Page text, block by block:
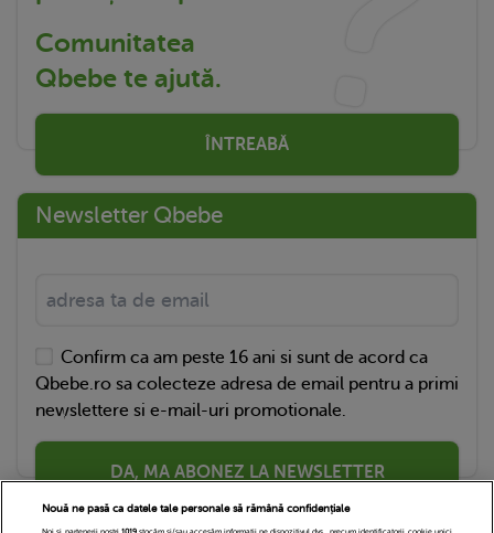
Comunitatea
Qbebe te ajută.
ÎNTREABĂ
Newsletter Qbebe
Confirm ca am peste 16 ani si sunt de acord ca
Qbebe.ro sa colecteze adresa de email pentru a primi
newslettere si e-mail-uri promotionale.
DA, MA ABONEZ LA NEWSLETTER
Nouă ne pasă ca datele tale personale să rămână confidențiale